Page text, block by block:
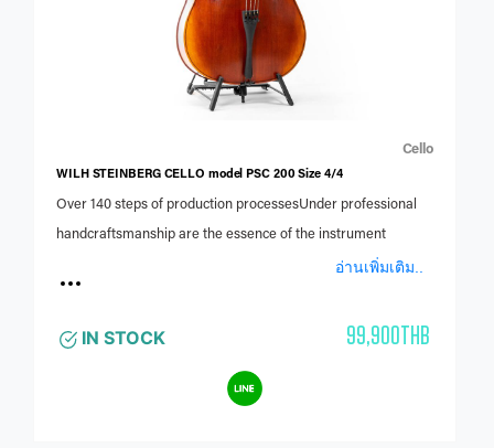
Cello
WILH STEINBERG CELLO model PSC 200 Size 4/4
Over 140 steps of production processesUnder professional
handcraftsmanship are the essence of the instrument
อ่านเพิ่มเติม..
IN STOCK 99,900THB